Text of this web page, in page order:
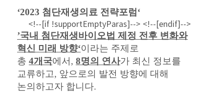
‘2023 첨단재생의료 전략포럼 ‘
<!--[if !supportEmptyParas]--> <!--[endif]-->
’국내 첨단재생바이오법 제정 전후 변화와
혁신 미래 방향‘이라는 주제로
총 4개국에서 , 8명의 연사가 최신 정보를
교류하고, 앞으로의 발전 방향에 대해
논의하고자 합니다.